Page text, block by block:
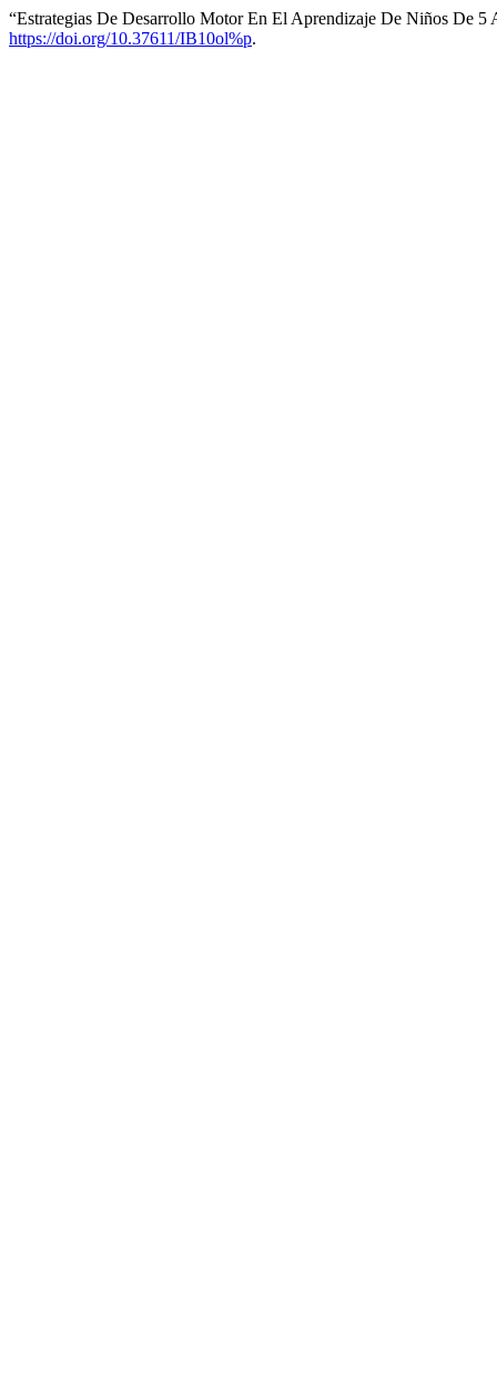
“Estrategias De Desarrollo Motor En El Aprendizaje De Niños De 5
https://doi.org/10.37611/IB10ol%p.